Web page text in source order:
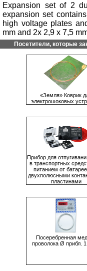
Expansion set of 2
expansion set
high voltage plates
mm and 2x 2,9 x 7,5
Посетители, которые
«Земля» Коврик
электрошоковых
Прибор для
в транспортных
питанием от
двухполюсными
пластинами
Посеребренная
проволока Ø прибл.